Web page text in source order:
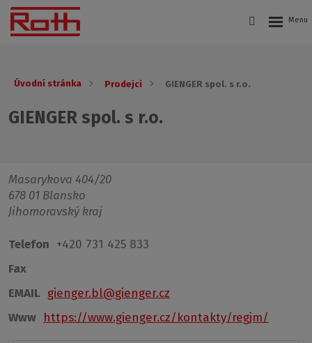
Úvodní stránka Prodejci GIENGER spol. s r.o.
GIENGER spol. s r.o.
Masarykova 404/20
678 01 Blansko
Jihomoravský kraj
Telefon +420 731 425 833
Fax
EMAIL gienger.bl@gienger.cz
Www https://www.gienger.cz/kontakty/regjm/